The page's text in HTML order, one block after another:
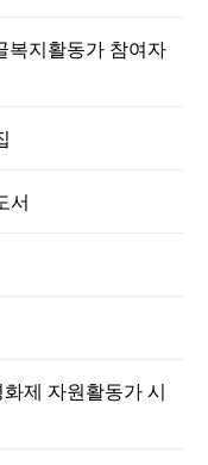
복지활동가 참여자
서
제 자원활동가 시